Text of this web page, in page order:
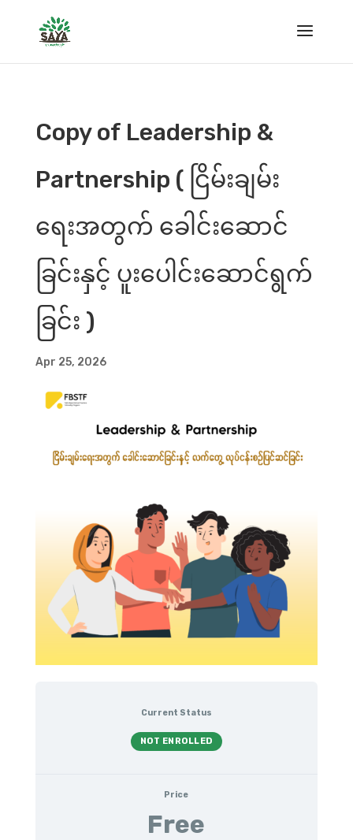
Copy of Leadership &
Partnership ( ငြိမ်းချမ်း
ရေးအတွက် ခေါင်းဆောင်
ခြင်းနှင့် ပူးပေါင်းဆောင်ရွက်
ခြင်း )
Apr 25, 2026
Current Status
NOT ENROLLED
Price
Free